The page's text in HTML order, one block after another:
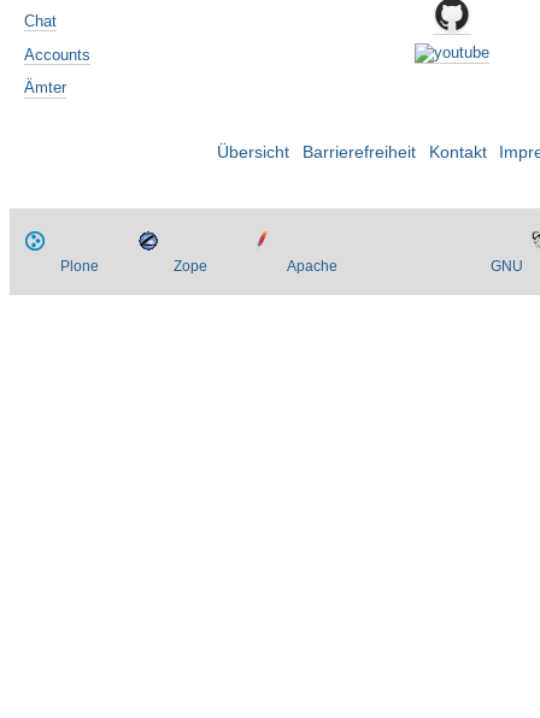
Chat
Accounts
Ämter
Übersicht Barrierefreiheit Kontakt
Plone Zope Apache GNU